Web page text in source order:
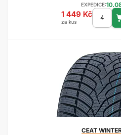
EXPEDICE:
1 449 Kč
za kus
CEAT